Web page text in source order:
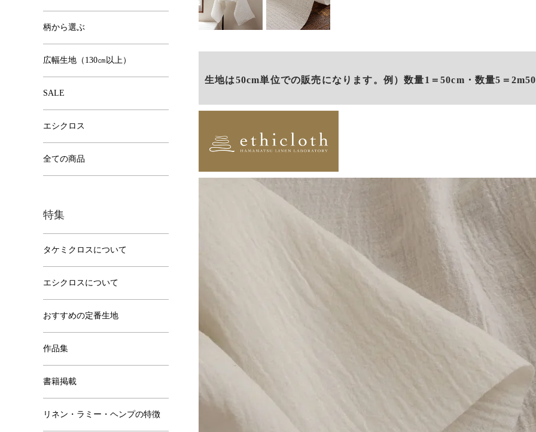
生地は50cm単位での販売になります。例）数量1＝50cm・数量5＝
柄から選ぶ
広幅生地（130㎝以上）
SALE
エシクロス
全ての商品
特集
タケミクロスについて
エシクロスについて
おすすめの定番生地
作品集
書籍掲載
リネン・ラミー・ヘンプの特徴